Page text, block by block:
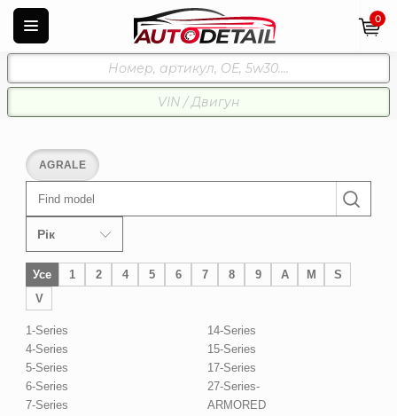
0
AGRALE
Find model
Рік
Усе 1 2 4 5 6 7 8 9 A M
S
V
1-Series
4-Series
5-Series
6-Series
7-Series
14-Series
15-Series
17-Series
27-Series-
ARMORED